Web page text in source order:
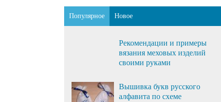
Популярное Новое
Рекомендации и примеры
вязания меховых изделий
своими руками
Вышивка букв русского
алфавита по схеме